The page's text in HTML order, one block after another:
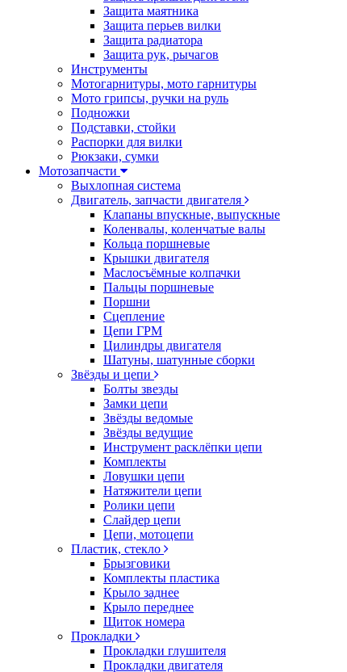
Защита маятника
Защита перьев вилки
Защита радиатора
Защита рук, рычагов
Инструменты
Мотогарнитуры, мото гарнитуры
Мото грипсы, ручки на руль
Подножки
Подставки, стойки
Распорки для вилки
Рюкзаки, сумки
Мотозапчасти
Выхлопная система
Двигатель, запчасти двигателя
Клапаны впускные, выпускные
Коленвалы, коленчатые валы
Кольца поршневые
Крышки двигателя
Маслосъёмные колпачки
Пальцы поршневые
Поршни
Сцепление
Цепи ГРМ
Цилиндры двигателя
Шатуны, шатунные сборки
Звёзды и цепи
Болты звезды
Замки цепи
Звёзды ведомые
Звёзды ведущие
Инструмент расклёпки цепи
Комплекты
Ловушки цепи
Натяжители цепи
Ролики цепи
Слайдер цепи
Цепи, мотоцепи
Пластик, стекло
Брызговики
Комплекты пластика
Крыло заднее
Крыло переднее
Щиток номера
Прокладки
Прокладки глушителя
Прокладки двигателя